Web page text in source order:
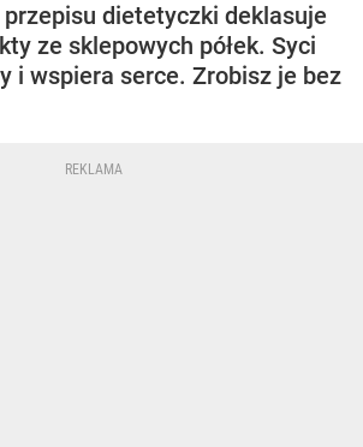
przepisu dietetyczki deklasuje
ze sklepowych półek. Syci
i wspiera serce. Zrobisz je bez